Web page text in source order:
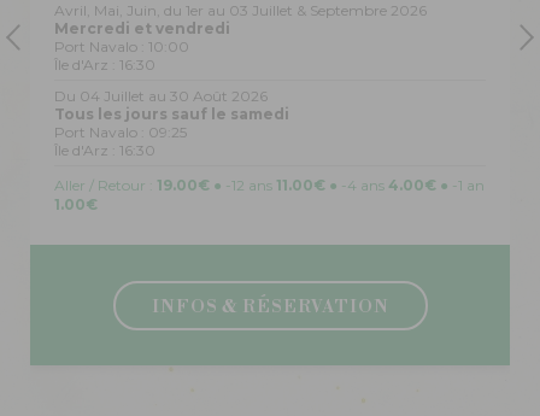
Avril, Mai, Juin, du 1er au 03 Juillet & Septembre 2026
Mercredi et vendredi
Port Navalo : 10:00
Île d'Arz : 16:30
Du 04 Juillet au 30 Août 2026
Tous les jours sauf le samedi
Port Navalo : 09:25
Île d'Arz : 16:30
Aller / Retour : 19.00€ ● -12 ans 11.00€ ● -4 ans 4.00€ ● -1 an
1.00€
INFOS & RÉSERVATION